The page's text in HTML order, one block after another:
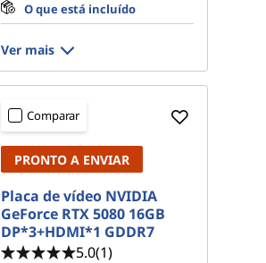
O que está incluído
Ver mais
Comparar
PRONTO A ENVIAR
Placa de vídeo NVIDIA
GeForce RTX 5080 16GB
DP*3+HDMI*1 GDDR7
5.0(1)